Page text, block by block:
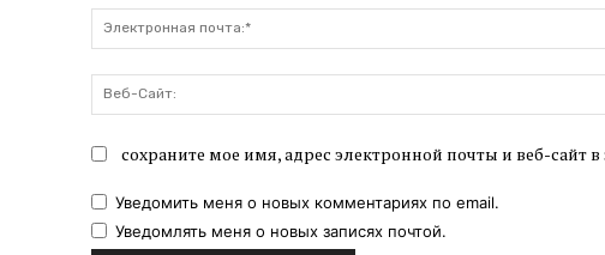
сохраните мое имя, адрес электронной почты и веб-сайт
Уведомить меня о новых комментариях по email.
Уведомлять меня о новых записях почтой.